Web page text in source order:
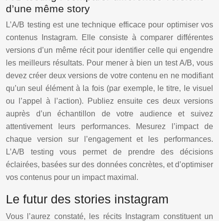
d’une même story
L’A/B testing est une technique efficace pour optimiser vos
contenus Instagram. Elle consiste à comparer différentes
versions d’un même récit pour identifier celle qui engendre
les meilleurs résultats. Pour mener à bien un test A/B, vous
devez créer deux versions de votre contenu en ne modifiant
qu’un seul élément à la fois (par exemple, le titre, le visuel
ou l’appel à l’action). Publiez ensuite ces deux versions
auprès d’un échantillon de votre audience et suivez
attentivement leurs performances. Mesurez l’impact de
chaque version sur l’engagement et les performances.
L’A/B testing vous permet de prendre des décisions
éclairées, basées sur des données concrètes, et d’optimiser
vos contenus pour un impact maximal.
Le futur des stories instagram
Vous l’aurez constaté, les récits Instagram constituent un